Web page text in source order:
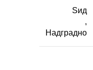
Ѕид
,
Надградно